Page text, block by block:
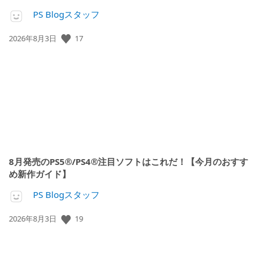
PS Blogスタッフ
公
2026年8月3日 17
8月発売のPS5®/PS4®注目ソフトはこれだ！【今月のおすす
め新作ガイド】
PS Blogスタッフ
公
2026年8月3日 19